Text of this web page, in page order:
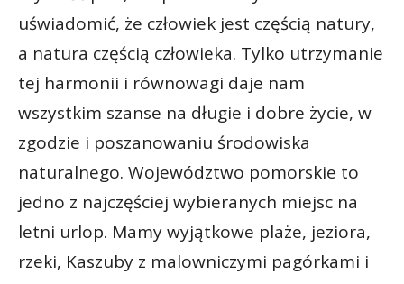
uświadomić, że człowiek jest częścią natury,
a natura częścią człowieka. Tylko utrzymanie
tej harmonii i równowagi daje nam
wszystkim szanse na długie i dobre życie, w
zgodzie i poszanowaniu środowiska
naturalnego. Województwo pomorskie to
jedno z najczęściej wybieranych miejsc na
letni urlop. Mamy wyjątkowe plaże, jeziora,
rzeki, Kaszuby z malowniczymi pagórkami i